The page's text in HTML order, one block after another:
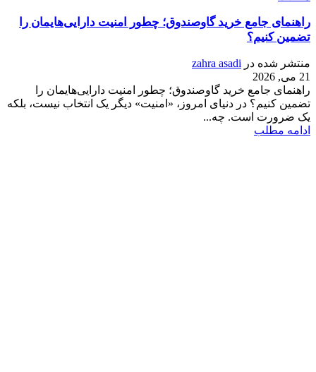
راهنمای جامع خرید گاوصندوق؛ چطور امنیت دارایی‌هایمان را
تضمین کنیم؟
منتشر شده در zahra asadi
21 می, 2026
راهنمای جامع خرید گاوصندوق؛ چطور امنیت دارایی‌هایمان را
تضمین کنیم؟ در دنیای امروز، «امنیت» دیگر یک انتخاب نیست، بلکه
یک ضرورت است. چه...
ادامه مطلب